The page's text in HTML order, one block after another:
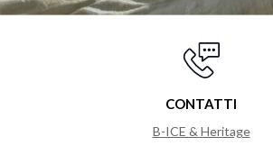
CONTATTI
B-ICE & Heritage